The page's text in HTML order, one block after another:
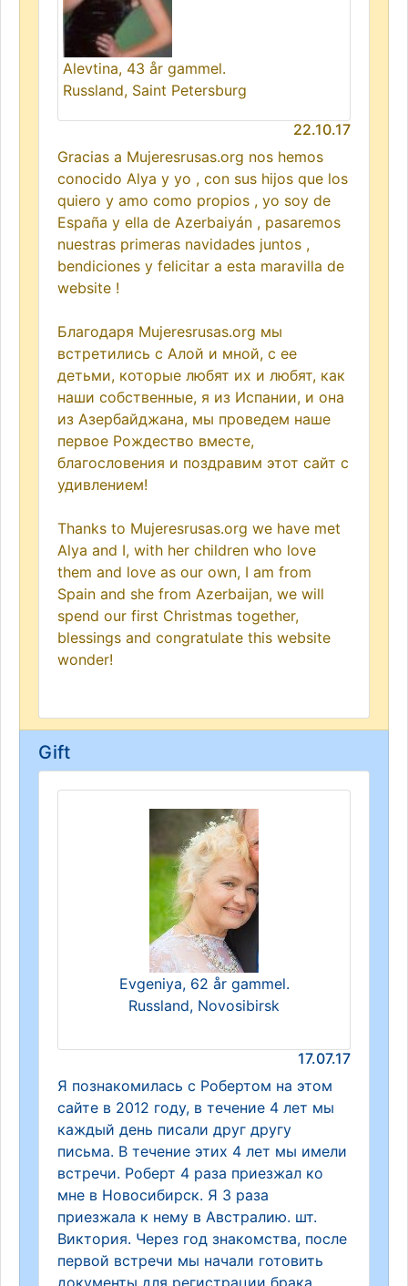
Alevtina, 43 år gammel.
Russland, Saint Petersburg
22.10.17
Gracias a Mujeresrusas.org nos hemos
conocido Alya y yo , con sus hijos que los
quiero y amo como propios , yo soy de
España y ella de Azerbaiyán , pasaremos
nuestras primeras navidades juntos ,
bendiciones y felicitar a esta maravilla de
website !
Благодаря Mujeresrusas.org мы
встретились с Алой и мной, с ее
детьми, которые любят их и любят, как
наши собственные, я из Испании, и она
из Азербайджана, мы проведем наше
первое Рождество вместе,
благословения и поздравим этот сайт с
удивлением!
Thanks to Mujeresrusas.org we have met
Alya and I, with her children who love
them and love as our own, I am from
Spain and she from Azerbaijan, we will
spend our first Christmas together,
blessings and congratulate this website
wonder!
Gift
Evgeniya, 62 år gammel.
Russland, Novosibirsk
17.07.17
Я познакомилась с Робертом на этом
сайте в 2012 году, в течение 4 лет мы
каждый день писали друг другу
письма. В течение этих 4 лет мы имели
встречи. Роберт 4 раза приезжал ко
мне в Новосибирск. Я 3 раза
приезжала к нему в Австралию. шт.
Виктория. Через год знакомства, после
первой встречи мы начали готовить
документы для регистрации брака.